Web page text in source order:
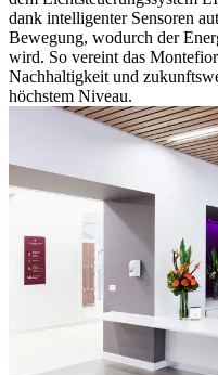
dank intelligenter Sensoren
Bewegung, wodurch der
wird. So vereint das
Nachhaltigkeit und
höchstem Niveau.